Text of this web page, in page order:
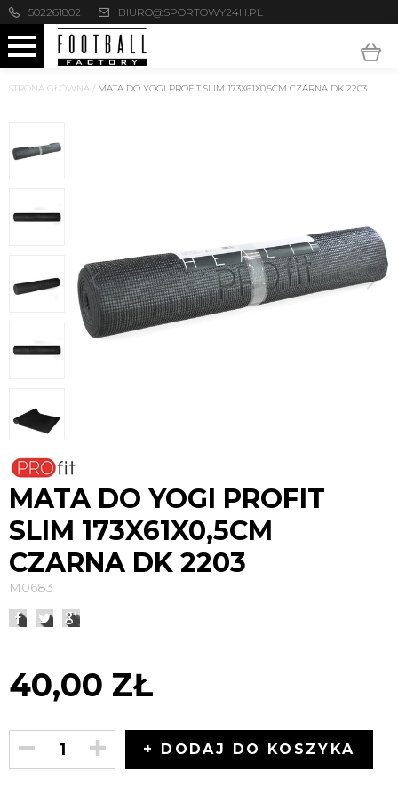
502261802 BIURO@SPORTOWY24H.PL
STRONA GŁÓWNA / MATA DO YOGI PROFIT SLIM 173X61X0,5CM CZARNA DK 2203
MATA DO YOGI PROFIT
SLIM 173X61X0,5CM
CZARNA DK 2203
M0683
40,00 ZŁ
+ DODAJ DO KOSZYKA